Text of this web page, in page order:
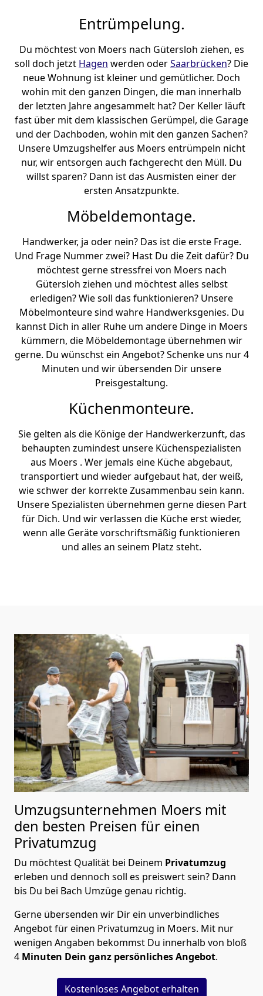
Entrümpelung.
Du möchtest von Moers nach Gütersloh ziehen, es
soll doch jetzt Hagen werden oderSaarbrücken? Die
neue Wohnung ist kleiner und gemütlicher. Doch
wohin mit den ganzen Dingen, die man innerhalb
der letzten Jahre angesammelt hat? Der Keller läuft
fast über mit dem klassischen Gerümpel, die Garage
und der Dachboden, wohin mit den ganzen Sachen?
Unsere Umzugshelfer aus Moers entrümpeln nicht
nur, wir entsorgen auch fachgerecht den Müll. Du
willst sparen? Dann ist das Ausmisten einer der
ersten Ansatzpunkte.
Möbeldemontage.
Handwerker, ja oder nein? Das ist die erste Frage.
Und Frage Nummer zwei? Hast Du die Zeit dafür? Du
möchtest gerne stressfrei von Moers nach
Gütersloh ziehen und möchtest alles selbst
erledigen? Wie soll das funktionieren? Unsere
Möbelmonteure sind wahre Handwerksgenies. Du
kannst Dich in aller Ruhe um andere Dinge in Moers
kümmern, die Möbeldemontage übernehmen wir
gerne. Du wünschst ein Angebot? Schenke uns nur 4
Minuten und wir übersenden Dir unsere
Preisgestaltung.
Küchenmonteure.
Sie gelten als die Könige der Handwerkerzunft, das
behaupten zumindest unsere Küchenspezialisten
aus Moers . Wer jemals eine Küche abgebaut,
transportiert und wieder aufgebaut hat, der weiß,
wie schwer der korrekte Zusammenbau sein kann.
Unsere Spezialisten übernehmen gerne diesen Part
für Dich. Und wir verlassen die Küche erst wieder,
wenn alle Geräte vorschriftsmäßig funktionieren
und alles an seinem Platz steht.
Umzugsunternehmen Moers mit
den besten Preisen für einen
Privatumzug
Du möchtest Qualität bei Deinem Privatumzug
erleben und dennoch soll es preiswert sein? Dann
bis Du bei Bach Umzüge genau richtig.
Gerne übersenden wir Dir ein unverbindliches
Angebot für einen Privatumzug in Moers. Mit nur
wenigen Angaben bekommst Du innerhalb von bloß
4 Minuten Dein ganz persönliches Angebot.
Kostenloses Angebot erhalten